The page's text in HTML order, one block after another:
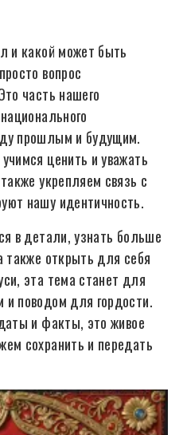
и какой может быть
вопрос
часть нашего
прошлым и будущим.
ценить и уважать
укрепляем связь с
нашу идентичность.
в детали, узнать больше
также открыть для себя
эта тема станет для
поводом для гордости.
и факты, это живое
сохранить и передать